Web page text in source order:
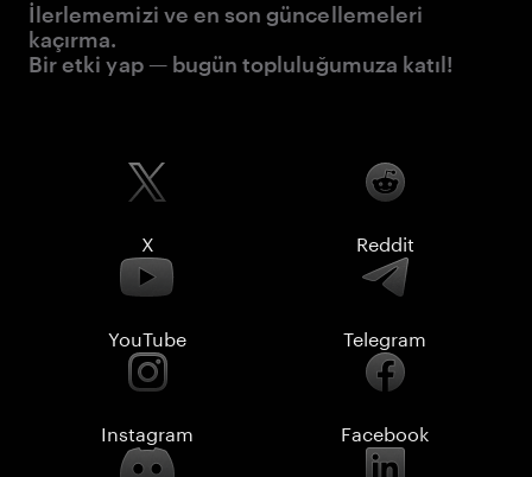
İlerlememizi ve en son güncellemeleri
kaçırma.
Bir etki yap — bugün topluluğumuza katıl!
X Reddit
YouTube Telegram
Instagram Facebook